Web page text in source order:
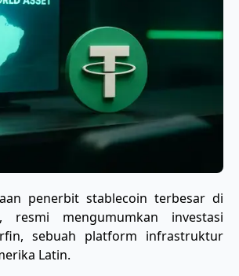
penerbit stablecoin terbesar di
resmi mengumumkan investasi
sebuah platform infrastruktur
Latin.